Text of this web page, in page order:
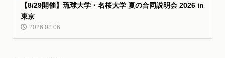
【8/29開催】琉球大学・名桜大学 夏の合同説明会 2026 in
東京
2026.08.06